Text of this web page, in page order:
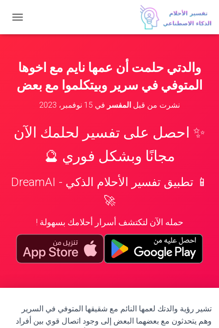
ب
ت
والدتي حلمت أن عمها نايم مع اخوها
المتوفي في سرير وبيتكلموا مع بعض
نشرت من قبل المفسر في 15 نوفمبر، 2023
✨ احصل على تفسير لحلمك الآن
مجانًا وبشكل فوري 🔮
📱 تطبيق تفسير الأحلام الذكي - DreamAI
🚀
حمله الآن لتكتشف أسرار أحلامك بسهولة !
تشير رؤية والدتك لعمها النائم مع شقيقها المتوفي في السرير
وهم يتحدثون مع بعضهما البعض إلى وجود اتصال قوي بين أفراد